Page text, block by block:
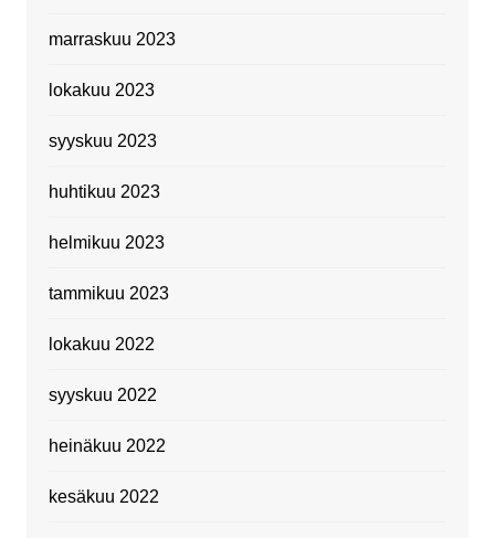
marraskuu 2023
lokakuu 2023
syyskuu 2023
huhtikuu 2023
helmikuu 2023
tammikuu 2023
lokakuu 2022
syyskuu 2022
heinäkuu 2022
kesäkuu 2022